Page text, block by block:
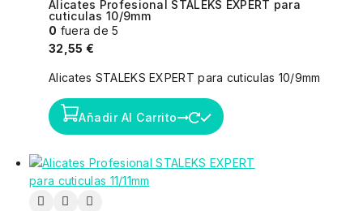
Alicates Profesional STALEKS EXPERT para
cuticulas 10/9mm
0 fuera de 5
32,55 €
Alicates STALEKS EXPERT para cuticulas 10/9mm
Añadir Al Carrito